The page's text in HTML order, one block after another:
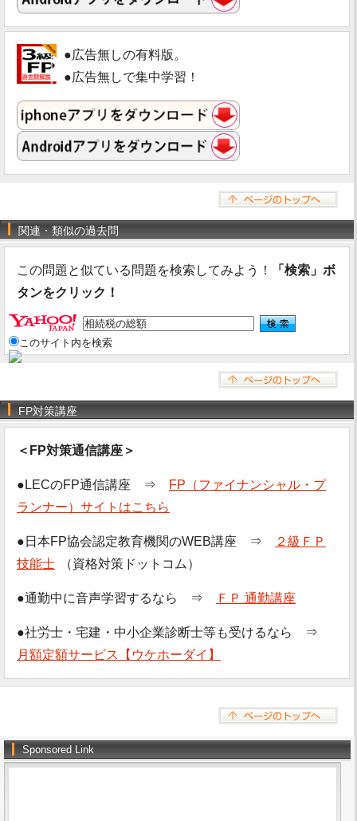
●広告無しの有料版。
●広告無しで集中学習！
関連・類似の過去問
この問題と似ている問題を検索してみよう！
「検索」ボ
タンをクリック！
このサイト内を検索
FP対策講座
＜FP対策通信講座＞
●LECのFP通信講座 ⇒
FP（ファイナンシャル・プ
ランナー）サイトはこちら
●日本FP協会認定教育機関のWEB講座 ⇒
２級ＦＰ
技能士
（資格対策ドットコム）
●通勤中に音声学習するなら ⇒ ＦＰ 通勤講座
●社労士・宅建・中小企業診断士等も受けるなら ⇒
月額定額サービス【ウケホーダイ】
Sponsored Link